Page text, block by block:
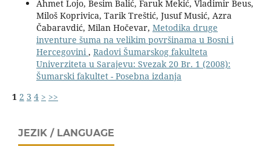
Ahmet Lojo, Besim Balić, Faruk Mekić, Vladimir Beus,
Miloš Koprivica, Tarik Treštić, Jusuf Musić, Azra
Čabaravdić, Milan Hočevar, Metodika druge
inventure šuma na velikim površinama u Bosni i
Hercegovini , Radovi Šumarskog fakulteta
Univerziteta u Sarajevu: Svezak 20 Br. 1 (2008):
Šumarski fakultet - Posebna izdanja
1 2 3 4 > >>
JEZIK / LANGUAGE